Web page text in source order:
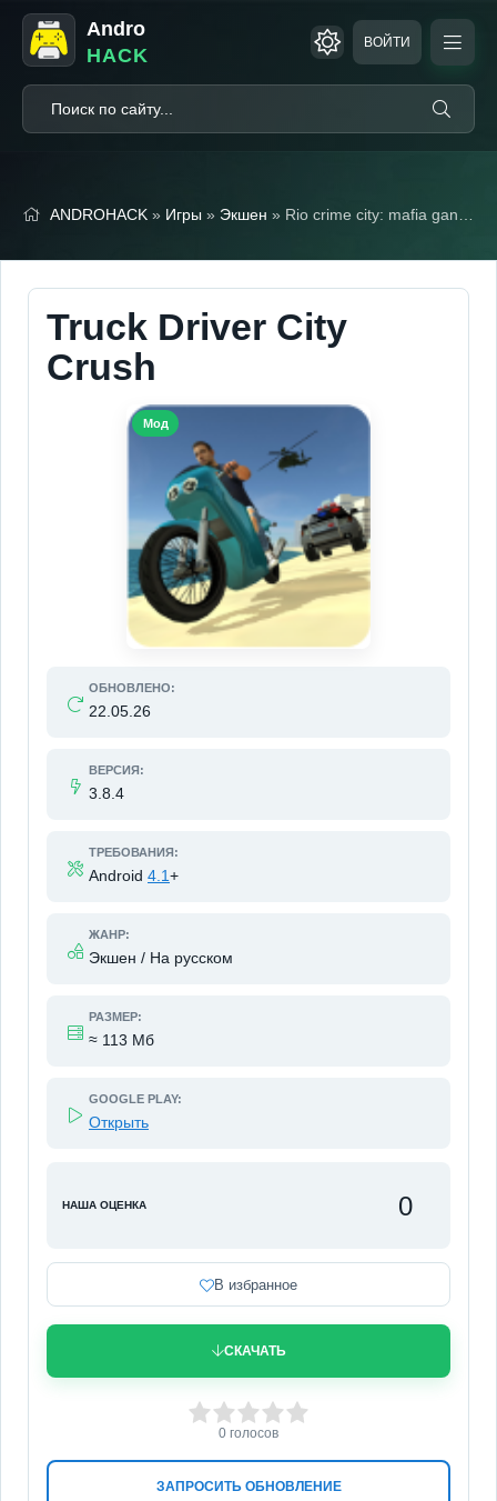
Andro
HACK
ВОЙТИ
ANDROHACK » Игры » Экшен » Rio crime city: mafia gangster (Мод меню)
Truck Driver City
Crush
ОБНОВЛЕНО:
22.05.26
ВЕРСИЯ:
3.8.4
ТРЕБОВАНИЯ:
Android 4.1+
ЖАНР:
Экшен / На русском
РАЗМЕР:
≈ 113 Мб
GOOGLE PLAY:
Открыть
НАША ОЦЕНКА 0
В избранное
СКАЧАТЬ
ЗАПРОСИТЬ ОБНОВЛЕНИЕ
3 4 5
0 голосов
Мод